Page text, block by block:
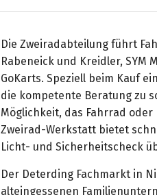
Die Zweiradabteilung führt
Rabeneick und Kreidler,
GoKarts. Speziell beim Kauf
die kompetente Beratung zu
Möglichkeit, das Fahrrad
Zweirad-Werkstatt bietet
Licht- und Sicherheitscheck
Der Deterding Fachmarkt in
alteingessenen